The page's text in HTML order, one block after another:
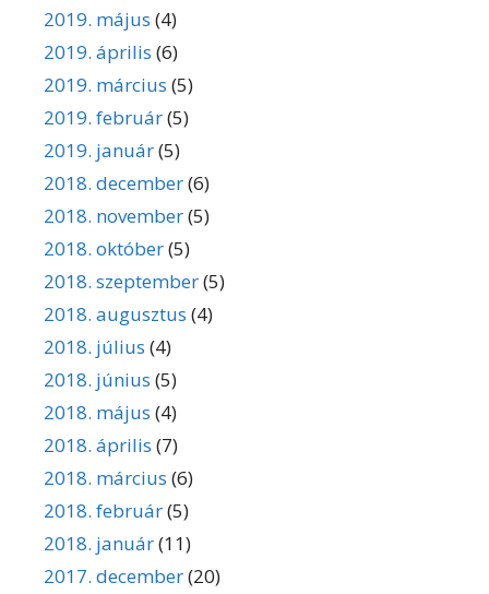
2019. május (4)
2019. április (6)
2019. március (5)
2019. február(5)
2019. január(5)
2018. december(6)
2018. november(5)
2018. október(5)
2018. szeptember(5)
2018. augusztus (4)
2018. július (4)
2018. június (5)
2018. május (4)
2018. április (7)
2018. március (6)
2018. február(5)
2018. január(11)
2017. december(20)